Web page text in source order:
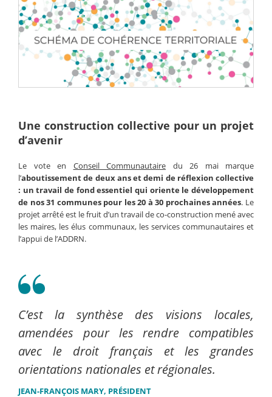
Une construction collective pour un projet
d’avenir
Le vote en Conseil Communautaire du 26 mai marque
l’aboutissement de deux ans et demi de réflexion collective
: un travail de fond essentiel qui oriente le développement
de nos 31 communes pour les 20 à 30 prochaines années. Le
projet arrêté est le fruit d’un travail de co-construction mené avec
les maires, les élus communaux, les services communautaires et
l’appui de l’ADDRN.
C’est la synthèse des visions locales,
amendées pour les rendre compatibles
avec le droit français et les grandes
orientations nationales et régionales.
JEAN-FRANÇOIS MARY, PRÉSIDENT